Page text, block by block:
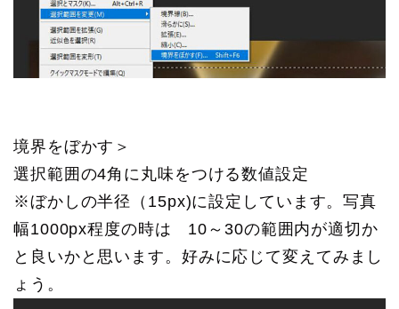
境界をぼかす＞
選択範囲の4角に丸味をつける数値設定
※ぼかしの半径（15px)に設定しています。写真
幅1000px程度の時は 10～30の範囲内が適切か
と良いかと思います。好みに応じて変えてみまし
ょう。